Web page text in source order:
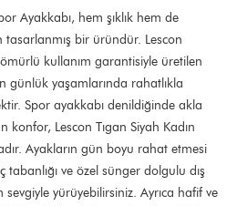
Ayakkabı, hem şıklık hem de
tasarlanmış bir üründür. Lescon
kullanım garantisiyle üretilen
günlük yaşamlarında rahatlıkla
Spor ayakkabı denildiğinde akla
Lescon Tıgan Siyah Kadın
Ayakların gün boyu rahat etmesi
ve özel sünger dolgulu dış
sevgiyle yürüyebilirsiniz. Ayrıca hafif ve